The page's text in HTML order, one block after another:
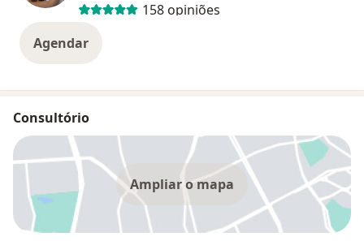
158 opiniões
Agendar
Consultório
Ampliar o mapa